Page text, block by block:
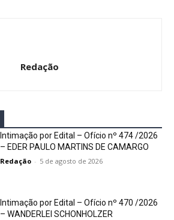
Redação
Intimação por Edital – Ofício nº 474 /2026
– EDER PAULO MARTINS DE CAMARGO
Redação - 5 de agosto de 2026
Intimação por Edital – Ofício nº 470 /2026
– WANDERLEI SCHONHOLZER